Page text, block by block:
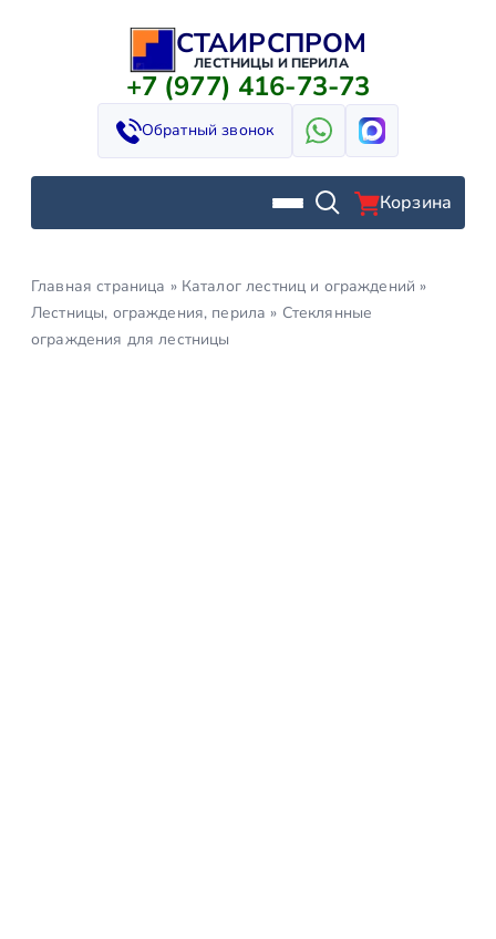
СТАИРСПРОМ
ЛЕСТНИЦЫ И ПЕРИЛА
+7 (977) 416-73-73
Обратный звонок
Корзина
Главная страница » Каталог лестниц и ограждений »
Лестницы, ограждения, перила » Стеклянные
ограждения для лестницы